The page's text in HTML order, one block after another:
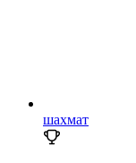
шахмат